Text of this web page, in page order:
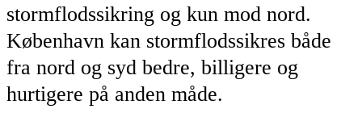
stormflodssikring og kun mod nord.
København kan stormflodssikres både
fra nord og syd bedre, billigere og
hurtigere på anden måde.